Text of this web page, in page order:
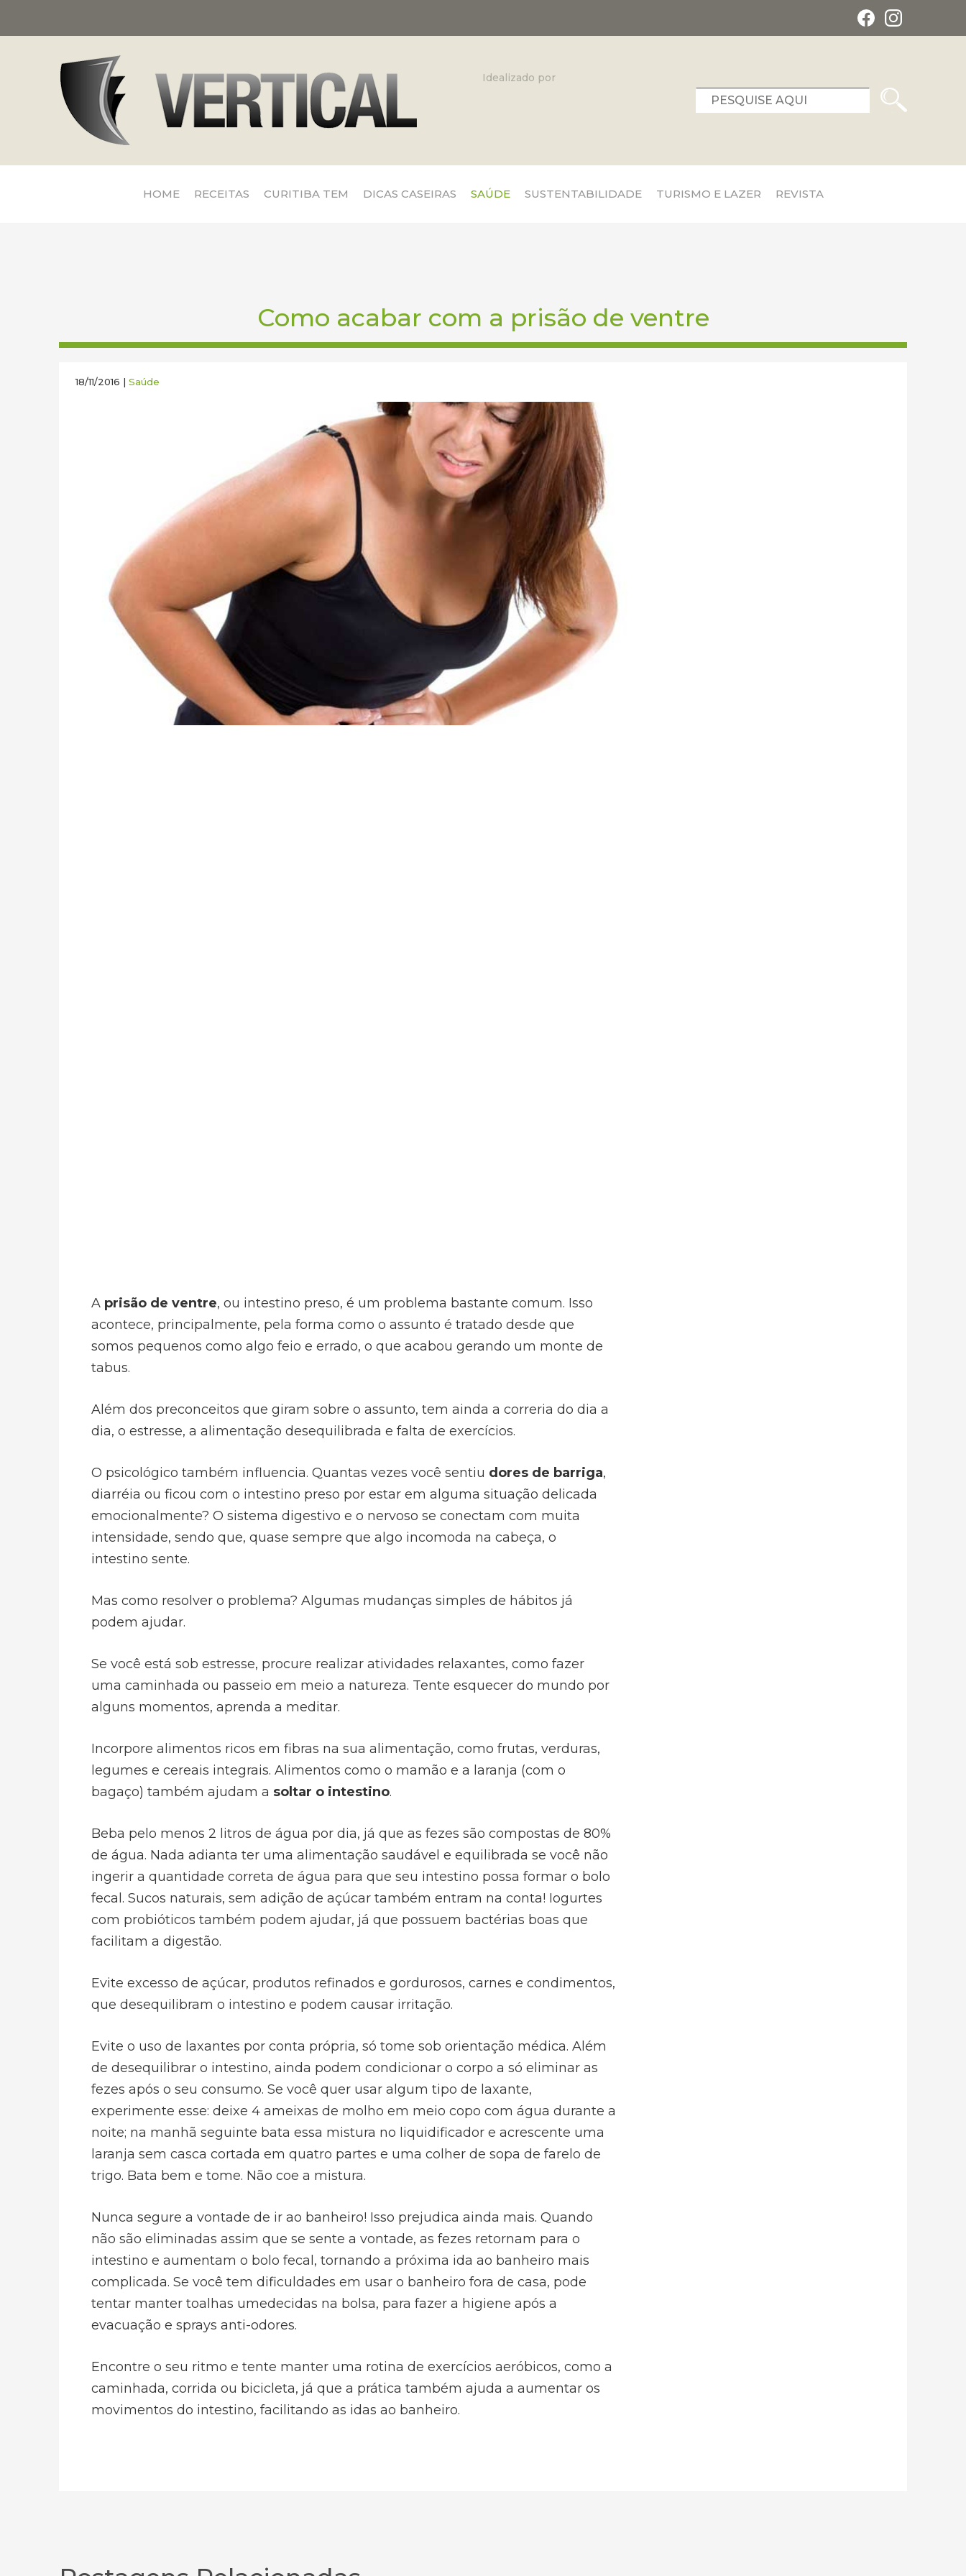
Idealizado por
HOME RECEITAS CURITIBA TEM DICAS CASEIRAS SAÚDE SUSTENTABILIDADE TURISMO E LAZER REVISTA
Como acabar com a prisão de ventre
18/11/2016 |Saúde
A prisão de ventre, ou intestino preso, é um problema bastante comum. Isso
acontece, principalmente, pela forma como o assunto é tratado desde que
somos pequenos como algo feio e errado, o que acabou gerando um monte de
tabus.
Além dos preconceitos que giram sobre o assunto, tem ainda a correria do dia a
dia, o estresse, a alimentação desequilibrada e falta de exercícios.
O psicológico também influencia. Quantas vezes você sentiu dores de barriga,
diarréia ou ficou com o intestino preso por estar em alguma situação delicada
emocionalmente? O sistema digestivo e o nervoso se conectam com muita
intensidade, sendo que, quase sempre que algo incomoda na cabeça, o
intestino sente.
Mas como resolver o problema? Algumas mudanças simples de hábitos já
podem ajudar.
Se você está sob estresse, procure realizar atividades relaxantes, como fazer
uma caminhada ou passeio em meio a natureza. Tente esquecer do mundo por
alguns momentos, aprenda a meditar.
Incorpore alimentos ricos em fibras na sua alimentação, como frutas, verduras,
legumes e cereais integrais. Alimentos como o mamão e a laranja (com o
bagaço) também ajudam a soltar o intestino.
Beba pelo menos 2 litros de água por dia, já que as fezes são compostas de 80%
de água. Nada adianta ter uma alimentação saudável e equilibrada se você não
ingerir a quantidade correta de água para que seu intestino possa formar o bolo
fecal. Sucos naturais, sem adição de açúcar também entram na conta! Iogurtes
com probióticos também podem ajudar, já que possuem bactérias boas que
facilitam a digestão.
Evite excesso de açúcar, produtos refinados e gordurosos, carnes e condimentos,
que desequilibram o intestino e podem causar irritação.
Evite o uso de laxantes por conta própria, só tome sob orientação médica. Além
de desequilibrar o intestino, ainda podem condicionar o corpo a só eliminar as
fezes após o seu consumo. Se você quer usar algum tipo de laxante,
experimente esse: deixe 4 ameixas de molho em meio copo com água durante a
noite; na manhã seguinte bata essa mistura no liquidificador e acrescente uma
laranja sem casca cortada em quatro partes e uma colher de sopa de farelo de
trigo. Bata bem e tome. Não coe a mistura.
Nunca segure a vontade de ir ao banheiro! Isso prejudica ainda mais. Quando
não são eliminadas assim que se sente a vontade, as fezes retornam para o
intestino e aumentam o bolo fecal, tornando a próxima ida ao banheiro mais
complicada. Se você tem dificuldades em usar o banheiro fora de casa, pode
tentar manter toalhas umedecidas na bolsa, para fazer a higiene após a
evacuação e sprays anti-odores.
Encontre o seu ritmo e tente manter uma rotina de exercícios aeróbicos, como a
caminhada, corrida ou bicicleta, já que a prática também ajuda a aumentar os
movimentos do intestino, facilitando as idas ao banheiro.